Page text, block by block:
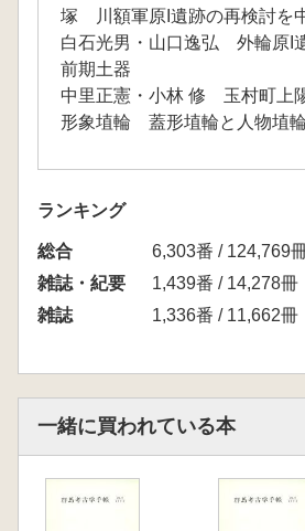
塚 川額軍原I遺跡の再検討を
白石光男・山口逸弘 外輪原I
前期土器
中里正憲・小林 修 玉村町上
形象埴輪 蓋形埴輪と人物埴
ランキング
総合
6,303番 / 124,769
雑誌・紀要
1,439番 / 14,278冊
雑誌
1,336番 / 11,662冊
一緒に買われている本